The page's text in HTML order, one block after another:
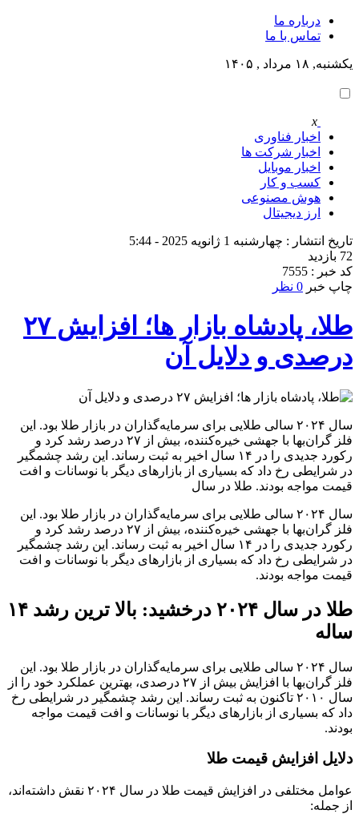
درباره ما
تماس با ما
یکشنبه, ۱۸ مرداد , ۱۴۰۵
x
اخبار فناوری
اخبار شرکت ها
اخبار موبایل
کسب و کار
هوش مصنوعی
ارز دیجیتال
تاریخ انتشار : چهارشنبه 1 ژانویه 2025 - 5:44
72 بازدید
کد خبر : 7555
چاپ خبر 0 نظر
طلا، پادشاه بازار ها؛ افزایش ۲۷
درصدی و دلایل آن
سال ۲۰۲۴ سالی طلایی برای سرمایه‌گذاران در بازار طلا بود. این
فلز گران‌بها با جهشی خیره‌کننده، بیش از ۲۷ درصد رشد کرد و
رکورد جدیدی را در ۱۴ سال اخیر به ثبت رساند. این رشد چشمگیر
در شرایطی رخ داد که بسیاری از بازارهای دیگر با نوسانات و افت
قیمت مواجه بودند. طلا در سال
سال ۲۰۲۴ سالی طلایی برای سرمایه‌گذاران در بازار طلا بود. این
فلز گران‌بها با جهشی خیره‌کننده، بیش از ۲۷ درصد رشد کرد و
رکورد جدیدی را در ۱۴ سال اخیر به ثبت رساند. این رشد چشمگیر
در شرایطی رخ داد که بسیاری از بازارهای دیگر با نوسانات و افت
قیمت مواجه بودند.
طلا در سال ۲۰۲۴ درخشید: بالا ترین رشد ۱۴
ساله
سال ۲۰۲۴ سالی طلایی برای سرمایه‌گذاران در بازار طلا بود. این
فلز گران‌بها با افزایش بیش از ۲۷ درصدی، بهترین عملکرد خود را از
سال ۲۰۱۰ تاکنون به ثبت رساند. این رشد چشمگیر در شرایطی رخ
داد که بسیاری از بازارهای دیگر با نوسانات و افت قیمت مواجه
بودند.
دلایل افزایش قیمت طلا
عوامل مختلفی در افزایش قیمت طلا در سال ۲۰۲۴ نقش داشته‌اند،
از جمله: